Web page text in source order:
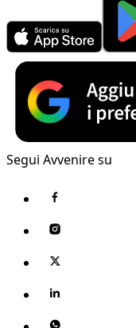
Segui Avvenire su